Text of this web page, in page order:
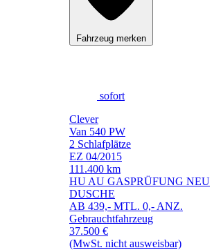
Fahrzeug merken
sofort
Clever
Van 540 PW
2 Schlafplätze
EZ 04/2015
111.400 km
HU AU GASPRÜFUNG NEU
DUSCHE
AB 439,- MTL. 0,- ANZ.
Gebrauchtfahrzeug
37.500 €
(MwSt. nicht ausweisbar)